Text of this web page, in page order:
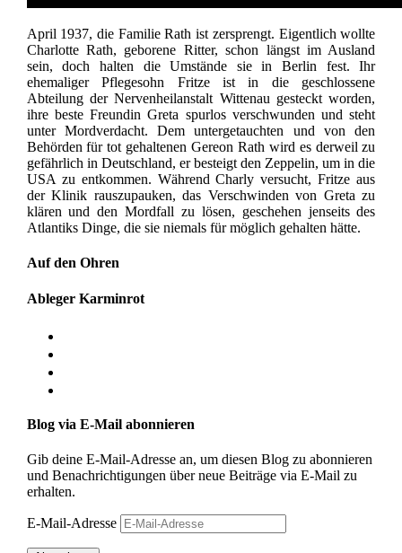
April 1937, die Familie Rath ist zersprengt. Eigentlich wollte
Charlotte Rath, geborene Ritter, schon längst im Ausland
sein, doch halten die Umstände sie in Berlin fest. Ihr
ehemaliger Pflegesohn Fritze ist in die geschlossene
Abteilung der Nervenheilanstalt Wittenau gesteckt worden,
ihre beste Freundin Greta spurlos verschwunden und steht
unter Mordverdacht. Dem untergetauchten und von den
Behörden für tot gehaltenen Gereon Rath wird es derweil zu
gefährlich in Deutschland, er besteigt den Zeppelin, um in die
USA zu entkommen. Während Charly versucht, Fritze aus
der Klinik rauszupauken, das Verschwinden von Greta zu
klären und den Mordfall zu lösen, geschehen jenseits des
Atlantiks Dinge, die sie niemals für möglich gehalten hätte.
Auf den Ohren
Ableger Karminrot
Blog via E-Mail abonnieren
Gib deine E-Mail-Adresse an, um diesen Blog zu abonnieren
und Benachrichtigungen über neue Beiträge via E-Mail zu
erhalten.
E-Mail-Adresse